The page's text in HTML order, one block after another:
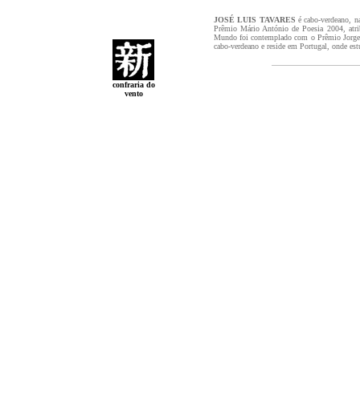
JOSÉ LUIS TAVARES é cabo-verdeano,
Prêmio Mário António de Poesia 2004,
Mundo foi contemplado com o Prêmio Jorge
cabo-verdeano e reside em Portugal, onde
confraria do
vento